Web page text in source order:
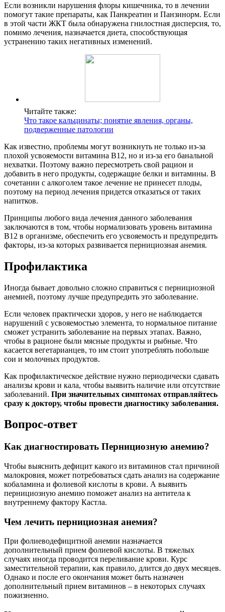
Если возникли нарушения флоры кишечника, то в лечении
помогут такие препараты, как Панкреатин и Панзинорм. Если
в этой части ЖКТ была обнаружена гнилостная дисперсия, то,
помимо лечения, назначается диета, способствующая
устранению таких негативных изменений.
Читайте также:
Что такое кальцинаты; понятие явления, органы,
подверженные патологии
Как известно, проблемы могут возникнуть не только из-за
плохой усвояемости витамина В12, но и из-за его банальной
нехватки. Поэтому важно пересмотреть свой рацион и
добавить в него продукты, содержащие белки и витамины. В
сочетании с алкоголем такое лечение не принесет плоды,
поэтому на период лечения придется отказаться от таких
напитков.
Принципы любого вида лечения данного заболевания
заключаются в том, чтобы нормализовать уровень витамина
В12 в организме, обеспечить его усвояемость и предупредить
факторы, из-за которых развивается пернициозная анемия.
Профилактика
Иногда бывает довольно сложно справиться с пернициозной
анемией, поэтому лучше предупредить это заболевание.
Если человек практически здоров, у него не наблюдается
нарушений с усвояемостью элемента, то нормальное питание
сможет устранить заболевание на первых этапах. Важно,
чтобы в рационе были мясные продукты и рыбные. Что
касается вегетарианцев, то им стоит употреблять побольше
сои и молочных продуктов.
Как профилактическое действие нужно периодически сдавать
анализы крови и кала, чтобы выявить наличие или отсутствие
заболеваний. При значительных симптомах отправляйтесь
сразу к доктору, чтобы провести диагностику заболевания.
Вопрос-ответ
Как диагностировать Пернициозную анемию?
Чтобы выяснить дефицит какого из витаминов стал причиной
малокровия, может потребоваться сдать анализ на содержание
кобаламина и фолиевой кислоты в крови. А выявить
пернициозную анемию поможет анализ на антитела к
внутреннему фактору Кастла.
Чем лечить пернициозная анемия?
При фолиеводефицитной анемии назначается
дополнительный прием фолиевой кислоты. В тяжелых
случаях иногда проводится переливание крови. Курс
заместительной терапии, как правило, длится до двух месяцев.
Однако и после его окончания может быть назначен
дополнительный прием витаминов – в некоторых случаях
пожизненно.